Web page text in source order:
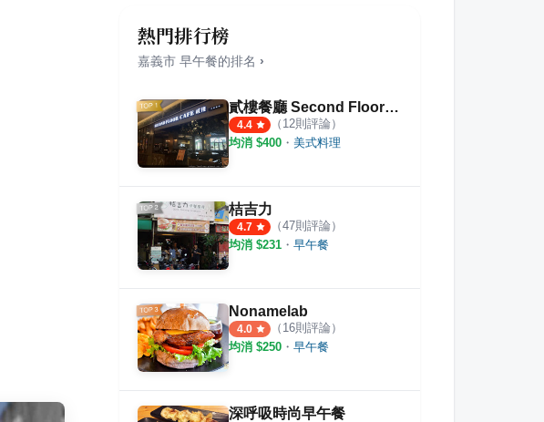
熱門排行榜
嘉義市 早午餐的排名 ›
貳樓餐廳 Second Floor Cafe 嘉義店
4.4 （ 12則評論）
均消 $400 ・ 美式料理
桔吉力
4.7 （47則評論）
均消 $231 ・ 早午餐
Nonamelab
4.0 （ 16則評論）
均消 $250 ・ 早午餐
深呼吸時尚早午餐